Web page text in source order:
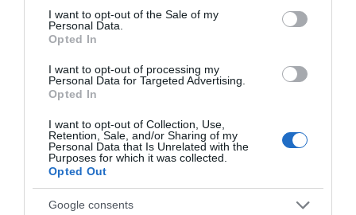
consent section.
I want to opt-out of the Sale of my
Personal Data.
Opted In
I want to opt-out of processing my
Personal Data for Targeted Advertising.
Opted In
I want to opt-out of Collection, Use,
Retention, Sale, and/or Sharing of my
Personal Data that Is Unrelated with the
Purposes for which it was collected.
Opted Out
Google consents
Έκτακτη διακοπή νερού στους
Ωρεούς Ευβοίας
σχεδόν 1300 φιάλλες παράνομου
ψυκτικού υγρού φρέον (εικόνες)
10.08.2026 | 10:00
Μεγάλη φωτιά στον
Κουβαρά Αττικής:
Ήχησε το 112, καίει
κοντά σε σπίτια
Αίγινα: 48χρονος
θάλασσα